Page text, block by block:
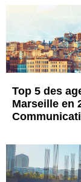
Top 5 des
Marseille en